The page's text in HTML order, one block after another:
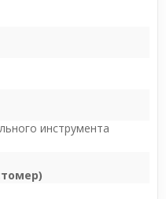
инструмента